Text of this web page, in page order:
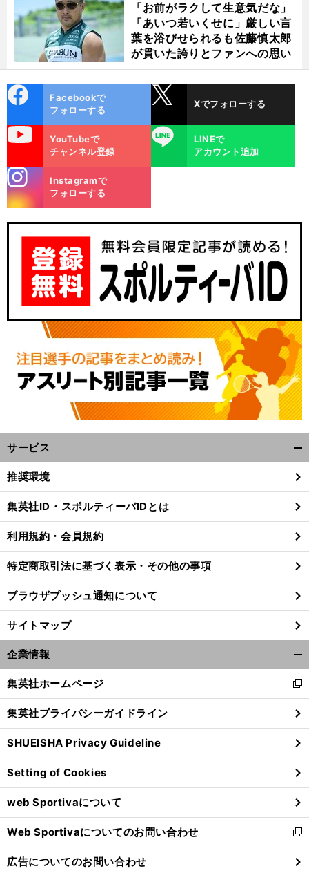
前
「お前がラクして生意気だな」
「あいつ若いくせに」厳しい言
葉を浴びせられるも佐藤慎太郎
が貫いた誇りとファンへの思い
ok
Facebookで
フォローする
Xでフォローする
YouTubeで
チャンネル登録
LINE
LINEで
アカウント追加
m
Instagramで
フォローする
サービス
閉
る
推奨環境
集英社ID・スポルティーバIDとは
利用規約・会員規約
特定商取引法に基づく表示・その他の事項
ブラウザプッシュ通知について
サイトマップ
企業情報
閉
る
集英社ホームページ
新
し
い
ウ
ィ
ン
ド
ウ
で
開
く
集英社プライバシーガイドライン
SHUEISHA Privacy Guideline
Setting of Cookies
web Sportivaについて
Web Sportivaについてのお問い合わせ
新
し
い
広告についてのお問い合わせ